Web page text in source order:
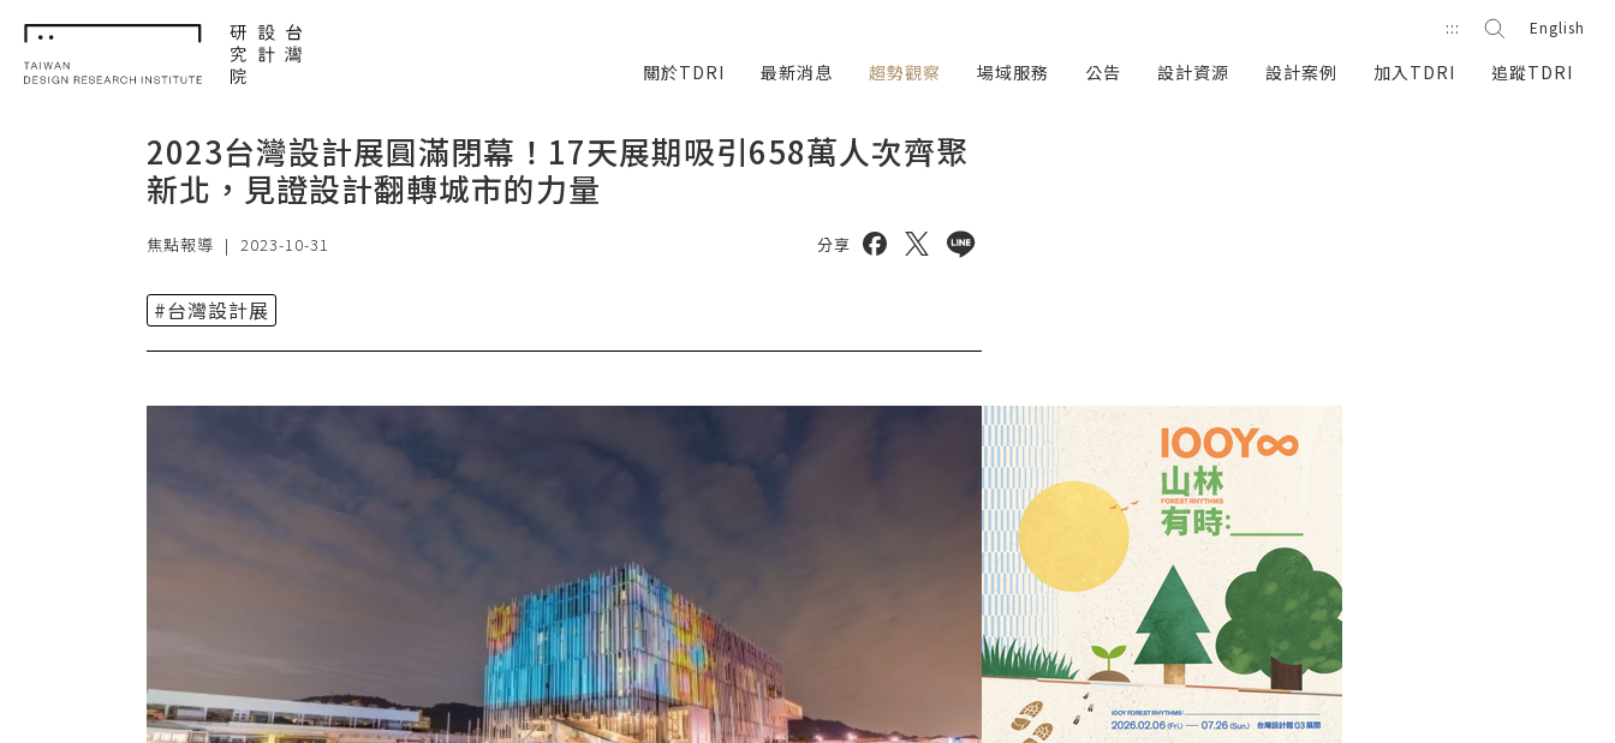
TDRI ::: 站內搜尋
搜尋按鈕
English
關於TDRI 最新消息 趨勢觀察 場域服務 公告 設計資源 設計案例 加入TDRI 追蹤TDRI
2023台灣設計展圓滿閉幕！17天展期吸引658萬人次齊聚
新北，見證設計翻轉城市的力量
焦點報導 | 2023-10-31 分享 分享到 facebook
分享到 twitter
分享到 line
#台灣設計展